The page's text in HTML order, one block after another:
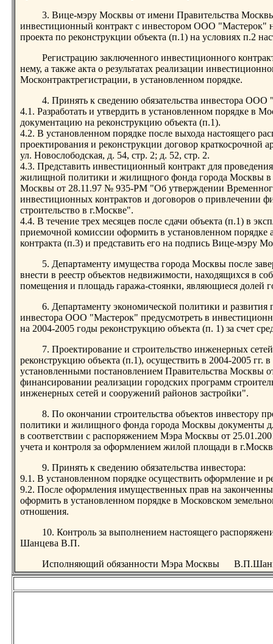
3. Вице-мэру Москвы от имени Правительства
инвестиционный контракт с инвестором ООО "Мастерок"
проекта по реконструкции объекта (п.1) на условиях п.2
Регистрацию заключенного инвестиционного
нему, а также акта о результатах реализации
Москонтрактрегистрации, в установленном порядке.
4. Принять к сведению обязательства инвестора ООО
4.1. Разработать и утвердить в установленном порядке в
документацию на реконструкцию объекта (п.1).
4.2. В установленном порядке после выхода настоящего
проектирования и реконструкции договор краткосрочной
ул. Новослободская, д. 54, стр. 2; д. 52, стр. 2.
4.3. Представить инвестиционный контракт для
жилищной политики и жилищного фонда города Москвы в
Москвы от 28.11.97 № 935-РМ "Об утверждении
инвестиционных контрактов и договоров о привлечении
строительство в г.Москве".
4.4. В течение трех месяцев после сдачи объекта (п.1) в
приемочной комиссии оформить в установленном порядке
контракта (п.3) и представить его на подпись Вице-мэру
5. Департаменту имущества города Москвы после
внести в реестр объектов недвижимости, находящихся в
помещения и площадь гаража-стоянки, являющиеся долей
6. Департаменту экономической политики и
инвестора ООО "Мастерок" предусмотреть в
на 2004-2005 годы реконструкцию объекта (п. 1) за счет
7. Проектирование и строительство инженерных
реконструкцию объекта (п.1), осуществить в 2004-2005 гг.
установленными постановлением Правительства
финансировании реализации городских программ
инженерных сетей и сооружений районов застройки".
8. По окончании строительства объектов инвестору
политики и жилищного фонда города Москвы документы
в соответствии с распоряжением Мэра Москвы от
учета и контроля за оформлением жилой площади в
9. Принять к сведению обязательства инвестора:
9.1. В установленном порядке осуществить оформление и
9.2. После оформления имущественных прав на
оформить в установленном порядке в Московском
отношения.
10. Контроль за выполнением настоящего
Шанцева В.П.
Исполняющий обязанности Мэра Москвы